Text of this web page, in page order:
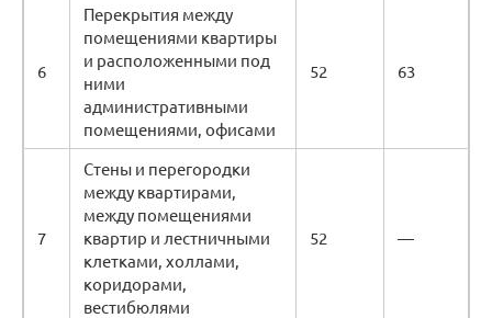
6
Перекрытия между
помещениями квартиры
и расположенными под
ними
административными
помещениями, офисами
52 63
7
Стены и перегородки
между квартирами,
между помещениями
квартир и лестничными
клетками, холлами,
коридорами,
вестибюлями
52 —